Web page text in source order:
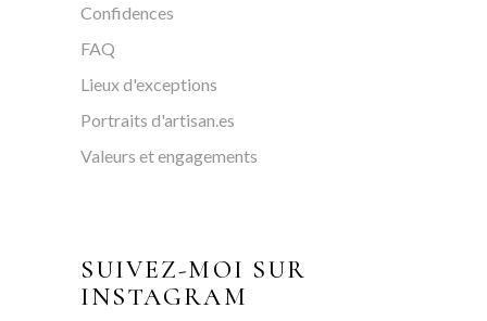
Confidences
FAQ
Lieux d'exceptions
Portraits d'artisan.es
Valeurs et engagements
SUIVEZ-MOI SUR
INSTAGRAM